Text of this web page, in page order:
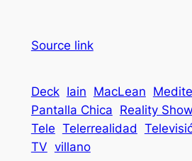
Source link
Deck Iain MacLean
Pantalla Chica Reality Show
Tele Telerrealidad
TV villano